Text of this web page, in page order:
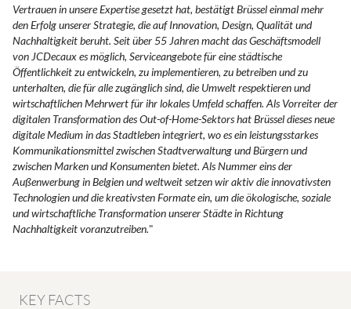
Vertrauen in unsere Expertise gesetzt hat, bestätigt Brüssel einmal mehr
den Erfolg unserer Strategie, die auf Innovation, Design, Qualität und
Nachhaltigkeit beruht. Seit über 55 Jahren macht das Geschäftsmodell
von JCDecaux es möglich, Serviceangebote für eine städtische
Öffentlichkeit zu entwickeln, zu implementieren, zu betreiben und zu
unterhalten, die für alle zugänglich sind, die Umwelt respektieren und
wirtschaftlichen Mehrwert für ihr lokales Umfeld schaffen. Als Vorreiter der
digitalen Transformation des Out-of-Home-Sektors hat Brüssel dieses neue
digitale Medium in das Stadtleben integriert, wo es ein leistungsstarkes
Kommunikationsmittel zwischen Stadtverwaltung und Bürgern und
zwischen Marken und Konsumenten bietet. Als Nummer eins der
Außenwerbung in Belgien und weltweit setzen wir aktiv die innovativsten
Technologien und die kreativsten Formate ein, um die ökologische, soziale
und wirtschaftliche Transformation unserer Städte in Richtung
Nachhaltigkeit voranzutreiben."
KEY FACTS